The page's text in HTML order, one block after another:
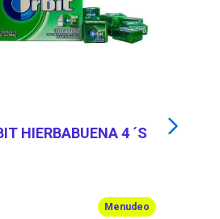
HIERBABUENA 4 ´S
Menudeo